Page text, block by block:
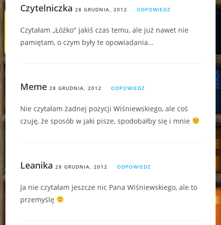
Czytelniczka 28 GRUDNIA, 2012 ODPOWIEDZ
Czytałam ,,Łóżko" jakiś czas temu, ale już nawet nie
pamiętam, o czym były te opowiadania…
Meme 28 GRUDNIA, 2012 ODPOWIEDZ
Nie czytałam żadnej pozycji Wiśniewskiego, ale coś
czuję, że sposób w jaki pisze, spodobałby się i mnie
Leanika 28 GRUDNIA, 2012 ODPOWIEDZ
Ja nie czytałam jeszcze nic Pana Wiśniewskiego, ale to
przemyślę